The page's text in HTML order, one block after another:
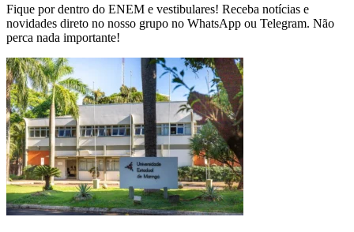
Fique por dentro do ENEM e vestibulares! Receba notícias e
novidades direto no nosso grupo no WhatsApp ou Telegram. Não
perca nada importante!